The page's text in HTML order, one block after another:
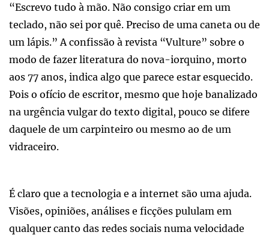
“Escrevo tudo à mão. Não consigo criar em um
teclado, não sei por quê. Preciso de uma caneta ou de
um lápis.” A confissão à revista “Vulture” sobre o
modo de fazer literatura do nova-iorquino, morto
aos 77 anos, indica algo que parece estar esquecido.
Pois o ofício de escritor, mesmo que hoje banalizado
na urgência vulgar do texto digital, pouco se difere
daquele de um carpinteiro ou mesmo ao de um
vidraceiro.
É claro que a tecnologia e a internet são uma ajuda.
Visões, opiniões, análises e ficções pululam em
qualquer canto das redes sociais numa velocidade